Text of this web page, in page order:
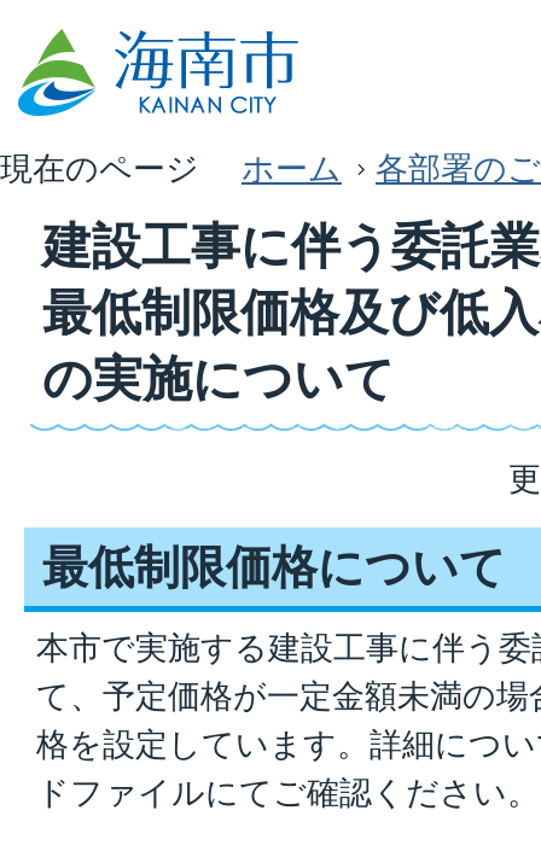
現在のページ ホーム 各部署の
建設工事に伴う委託
最低制限価格及び低
の実施について
最低制限価格について
本市で実施する建設工事に伴う
て、予定価格が一定金額未満の
格を設定しています。詳細につ
ドファイルにてご確認ください。